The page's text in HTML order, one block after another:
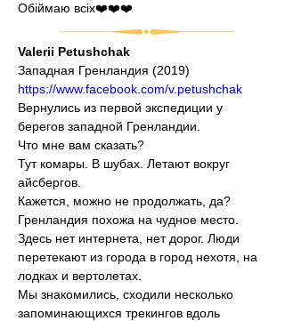
Обіймаю всіх❤️❤️❤️
Valerii Petushchak
Западная Гренландия (2019)
https://www.facebook.com/v.petushchak
Вернулись из первой экспедиции у
берегов западной Гренландии.
Что мне вам сказать?
Тут комары. В шубах. Летают вокруг
айсбергов.
Кажется, можно не продолжать, да?
Гренландия похожа на чудное место.
Здесь нет интернета, нет дорог. Люди
перетекают из города в город нехотя, на
лодках и вертолетах.
Мы знакомились, сходили несколько
запоминающихся трекингов вдоль